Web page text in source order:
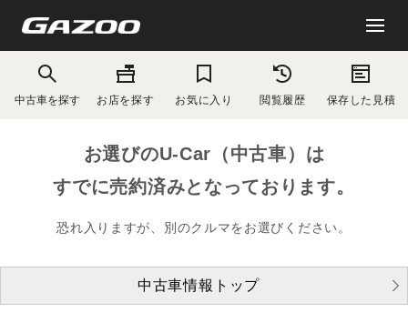
中古車を探す お店を探す お気に入り 閲覧履歴 保存した見積
お選びのU-Car（中古車）は
すでに売約済みとなっております。
恐れ入りますが、別のクルマをお選びください。
中古車情報トップ